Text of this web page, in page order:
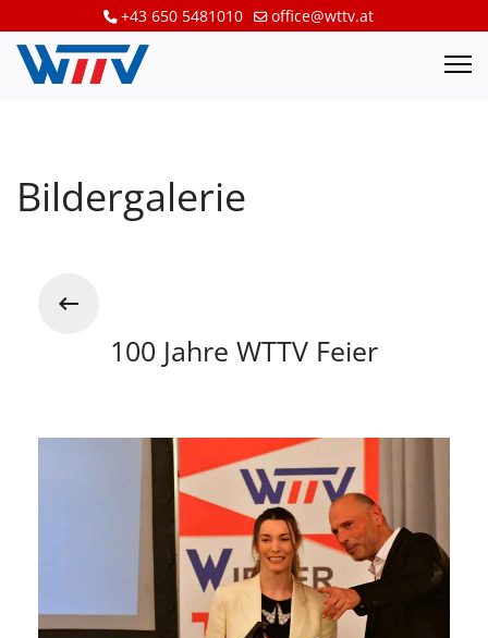
+43 650 5481010 office@wttv.at
Bildergalerie
100 Jahre WTTV Feier